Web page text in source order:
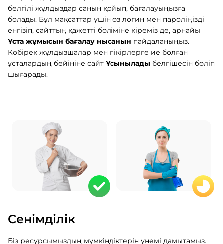
белгілі жұлдыздар санын қойып, бағалауыңызға
болады. Бұл мақсаттар үшін өз логин мен пароліңізді
енгізіп, сайттың қажетті бөліміне кіреміз де, арнайы
Ұста жұмысын бағалау нысанын пайдаланыңыз.
Көбірек жұлдызшалар мен пікірлерге ие болған
ұсталардың бейініне сайт Ұсынылады белгішесін бөліп
шығарады.
Сенімділік
Біз ресурсымыздың мүмкіндіктерін үнемі дамытамыз.